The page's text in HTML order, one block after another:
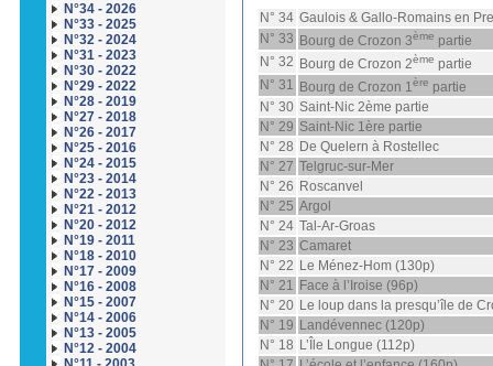
N°34 - 2026
N°33 - 2025
N°32 - 2024
N°31 - 2023
N°30 - 2022
N°29 - 2022
N°28 - 2019
N°27 - 2018
N°26 - 2017
N°25 - 2016
N°24 - 2015
N°23 - 2014
N°22 - 2013
N°21 - 2012
N°20 - 2012
N°19 - 2011
N°18 - 2010
N°17 - 2009
N°16 - 2008
N°15 - 2007
N°14 - 2006
N°13 - 2005
N°12 - 2004
N° 34 Gaulois & Gallo-Romains en
N° 33 Bourg de Crozon 3ème partie
N° 32 Bourg de Crozon 2ème partie
N° 31 Bourg de Crozon 1ère partie
N° 30 Saint-Nic 2ème partie
N° 29 Saint-Nic 1ère partie
N° 28 De Quelern à Rostellec
N° 27 Telgruc-sur-Mer
N° 26 Roscanvel
N° 25 Argol
N° 24 Tal-Ar-Groas
N° 23 Camaret
N° 22 Le Ménez-Hom (130p)
N° 21 Face à l’Iroise (96p)
N° 20 Le loup dans la presqu’île de
N° 19 Landévennec (120p)
N° 18 L’Île Longue (112p)